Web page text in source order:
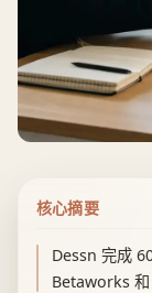
核心摘要
Dessn 完成
Betaworks 和